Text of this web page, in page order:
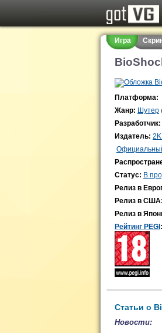
Игра
Платформа:
Жанр: Шутер
Разработчик:
Издатель:
Статус: В
Релиз в
Релиз в США:
Релиз в
Рейтинг PEGI :
Статьи о
Новости: